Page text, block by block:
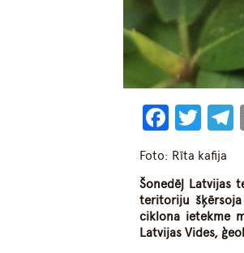
Foto: Rīta kafija
Šonedēļ Latvijas
teritoriju
ciklona ietekme
Latvijas Vides,